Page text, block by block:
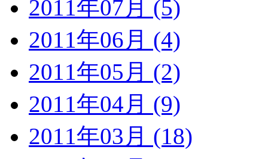
2011年07月 (5)
2011年06月 (4)
2011年05月 (2)
2011年04月 (9)
2011年03月 (18)